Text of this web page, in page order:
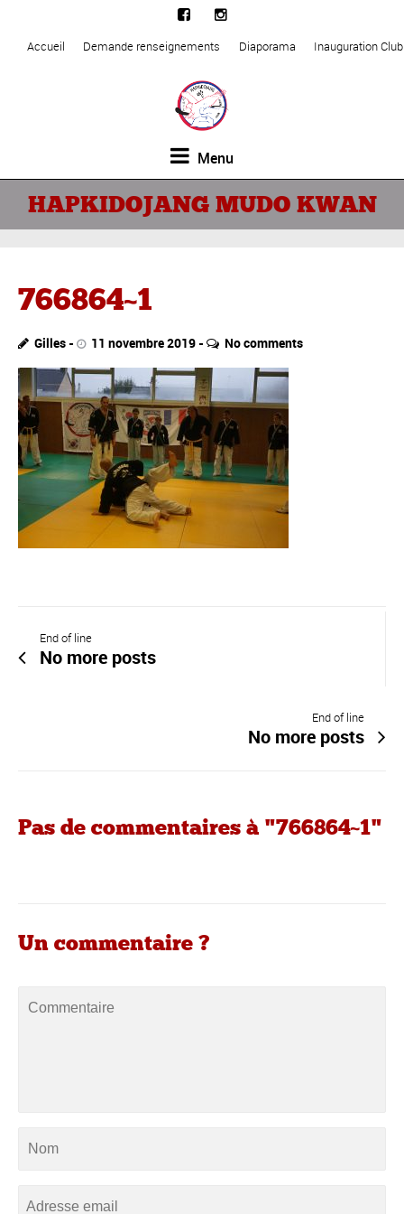
Accueil Demande renseignements Diaporama Inauguration
Menu
HAPKIDOJANG MUDO KWAN
766864~1
Gilles 11 novembre 2019 No comments
End of line
No more posts
End of line
No more posts
Pas de commentaires à "766864~1"
Un commentaire ?